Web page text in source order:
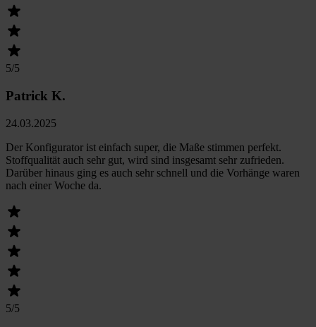
5/5
Patrick K.
24.03.2025
Der Konfigurator ist einfach super, die Maße stimmen perfekt.
Stoffqualität auch sehr gut, wird sind insgesamt sehr zufrieden.
Darüber hinaus ging es auch sehr schnell und die Vorhänge waren
nach einer Woche da.
5/5